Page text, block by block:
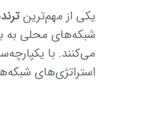
یکی از مهم‌ترین
شبکه‌های محلی به
می‌کنند. با
استراتژی‌های